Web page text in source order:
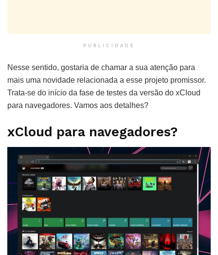
PUBLICIDADE
Nesse sentido, gostaria de chamar a sua atenção para
mais uma novidade relacionada a esse projeto promissor.
Trata-se do início da fase de testes da versão do xCloud
para navegadores. Vamos aos detalhes?
xCloud para navegadores?